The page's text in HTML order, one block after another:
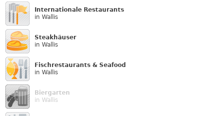
Internationale Restaurants
in Wallis
Steakhäuser
in Wallis
Fischrestaurants & Seafood
in Wallis
Biergarten
in Wallis